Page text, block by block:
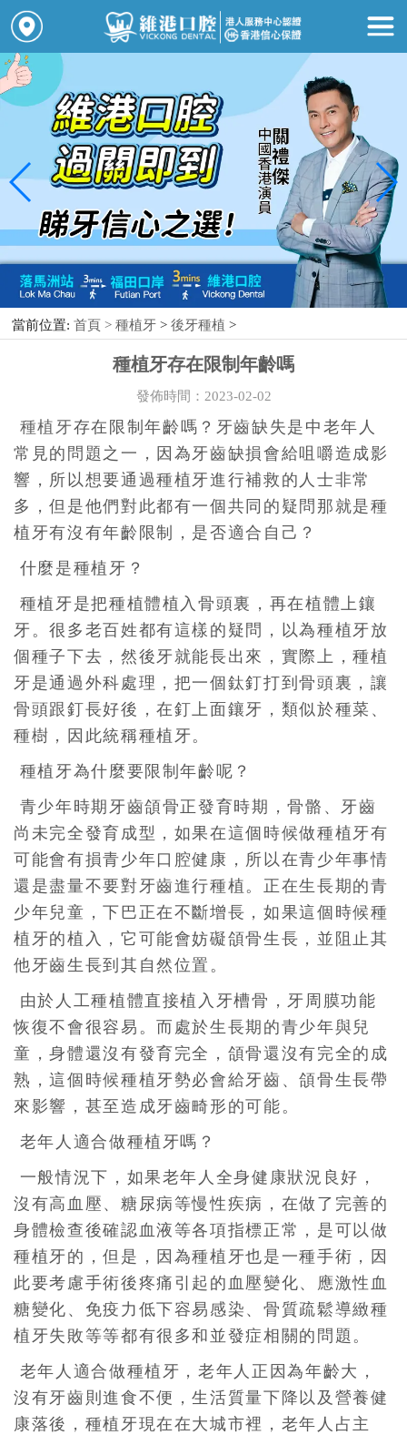
當前位置: 首頁 >種植牙 >後牙種植 >
種植牙存在限制年齡嗎
發佈時間：2023-02-02
種植牙存在限制年齡嗎？牙齒缺失是中老年人
常見的問題之一，因為牙齒缺損會給咀嚼造成影
響，所以想要通過種植牙進行補救的人士非常
多，但是他們對此都有一個共同的疑問那就是種
植牙有沒有年齡限制，是否適合自己？
什麼是種植牙？
種植牙是把種植體植入骨頭裏，再在植體上鑲
牙。很多老百姓都有這樣的疑問，以為種植牙放
個種子下去，然後牙就能長出來，實際上，種植
牙是通過外科處理，把一個鈦釘打到骨頭裏，讓
骨頭跟釘長好後，在釘上面鑲牙，類似於種菜、
種樹，因此統稱種植牙。
種植牙為什麼要限制年齡呢？
青少年時期牙齒頜骨正發育時期，骨骼、牙齒
尚未完全發育成型，如果在這個時候做種植牙有
可能會有損青少年口腔健康，所以在青少年事情
還是盡量不要對牙齒進行種植。正在生長期的青
少年兒童，下巴正在不斷增長，如果這個時候種
植牙的植入，它可能會妨礙頜骨生長，並阻止其
他牙齒生長到其自然位置。
由於人工種植體直接植入牙槽骨，牙周膜功能
恢復不會很容易。而處於生長期的青少年與兒
童，身體還沒有發育完全，頜骨還沒有完全的成
熟，這個時候種植牙勢必會給牙齒、頜骨生長帶
來影響，甚至造成牙齒畸形的可能。
老年人適合做種植牙嗎？
一般情況下，如果老年人全身健康狀況良好，
沒有高血壓、糖尿病等慢性疾病，在做了完善的
身體檢查後確認血液等各項指標正常，是可以做
種植牙的，但是，因為種植牙也是一種手術，因
此要考慮手術後疼痛引起的血壓變化、應激性血
糖變化、免疫力低下容易感染、骨質疏鬆導緻種
植牙失敗等等都有很多和並發症相關的問題。
老年人適合做種植牙，老年人正因為年齡大，
沒有牙齒則進食不便，生活質量下降以及營養健
康落後，種植牙現在在大城市裡，老年人占主